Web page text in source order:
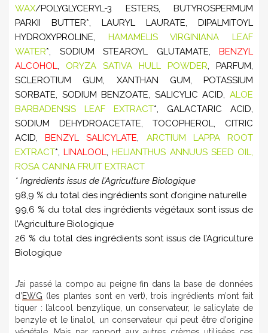
WAX/POLYGLYCERYL-3 ESTERS, BUTYROSPERMUM
PARKII BUTTER*, LAURYL LAURATE, DIPALMITOYL
HYDROXYPROLINE, HAMAMELIS VIRGINIANA LEAF
WATER*, SODIUM STEAROYL GLUTAMATE, BENZYL
ALCOHOL, ORYZA SATIVA HULL POWDER, PARFUM,
SCLEROTIUM GUM, XANTHAN GUM, POTASSIUM
SORBATE, SODIUM BENZOATE, SALICYLIC ACID, ALOE
BARBADENSIS LEAF EXTRACT*, GALACTARIC ACID,
SODIUM DEHYDROACETATE, TOCOPHEROL, CITRIC
ACID,BENZYL SALICYLATE, ARCTIUM LAPPA ROOT
EXTRACT*, LINALOOL,HELIANTHUS ANNUUS SEED OIL,
ROSA CANINA FRUIT EXTRACT
* Ingrédients issus de l’Agriculture Biologique
98,9 % du total des ingrédients sont d’origine naturelle
99,6 % du total des ingrédients végétaux sont issus de
l’Agriculture Biologique
26 % du total des ingrédients sont issus de l’Agriculture
Biologique
J’ai passé la compo au peigne fin dans la base de données
d’EWG (les plantes sont en vert), trois ingrédients m’ont fait
tiquer : l’alcool benzylique, un conservateur, le salicylate de
benzyle et le linalol, un conservateur qui peut être d’origine